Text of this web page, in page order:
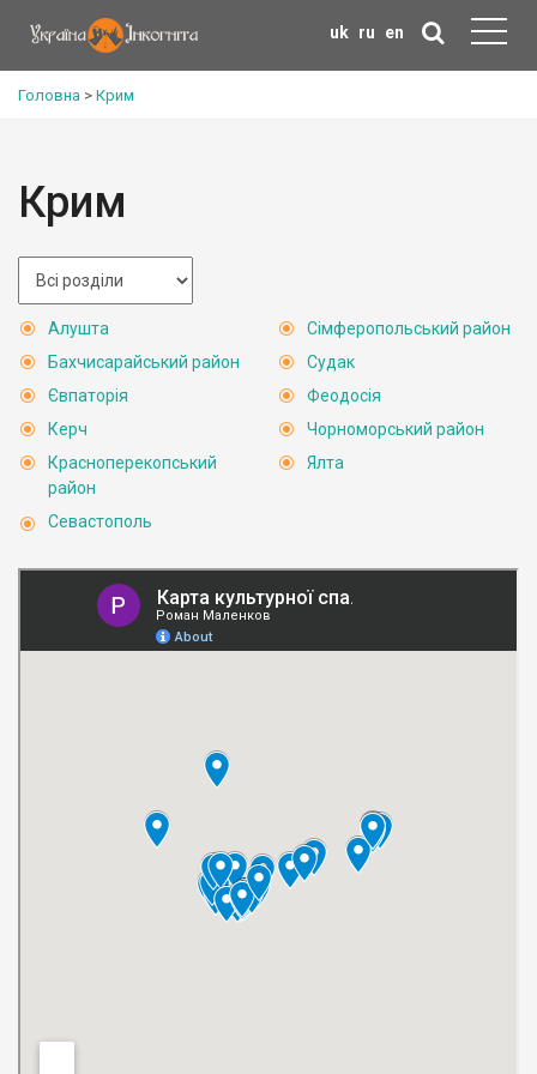
uk ru en
Головна > Крим
Крим
Алушта
Бахчисарайський район
Євпаторія
Керч
Красноперекопський
район
Севастополь
Сімферопольський район
Судак
Феодосія
Чорноморський район
Ялта